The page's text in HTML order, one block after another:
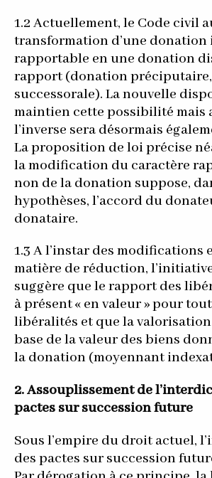
1.2 Actuellement, le Code civil
transformation d’une
rapportable en une donation
rapport (donation
successorale). La nouvelle
maintien cette possibilité mais
l’inverse sera désormais
La proposition de loi précise
la modification du caractère
non de la donation suppose,
hypothèses, l’accord du
donataire.
1.3 A l’instar des modifications
matière de réduction,
suggère que le rapport des
à présent « en valeur » pour
libéralités et que la valorisation
base de la valeur des biens
la donation (moyennant
2. Assouplissement de
pactes sur succession future
Sous l’empire du droit actuel,
des pactes sur succession